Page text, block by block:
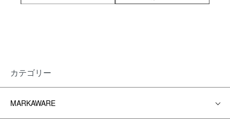
カテゴリー
MARKAWARE